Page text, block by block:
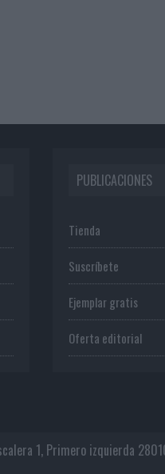
PUBLICACIONES
Tienda
Suscríbete
Ejemplar gratis
Oferta editorial
1, Primero izquierda